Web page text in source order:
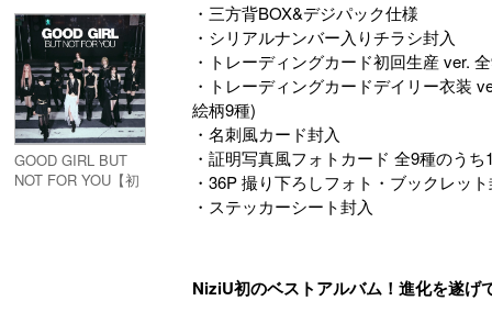
GOOD GIRL BUT
NOT FOR YOU【初
・三方背BOX&デジパック仕様
・シリアルナンバー入りチラシ封入
・トレーディングカード初回生産 ver.
・トレーディングカードデイリー衣装
絵柄9種)
・名刺風カード封入
・証明写真風フォトカード 全9種のう
・36P 撮り下ろしフォト・ブックレッ
・ステッカーシート封入
NiziU初のベストアルバム！進化を遂